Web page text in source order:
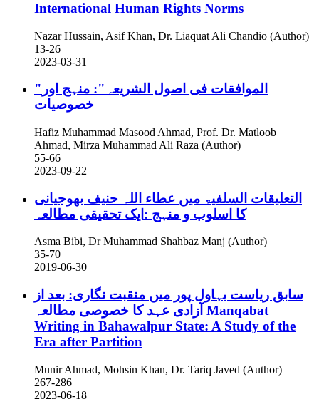
International Human Rights Norms
Nazar Hussain, Asif Khan, Dr. Liaquat Ali Chandio (Author)
13-26
2023-03-31
"الموافقات فی اصول الشریعہ": منہج اور
خصوصیات
Hafiz Muhammad Masood Ahmad, Prof. Dr. Matloob
Ahmad, Mirza Muhammad Ali Raza (Author)
55-66
2023-09-22
التعلیقات السلفیۃ میں عطاء اللہ حنیف بھوجیانی
کا اسلوب و منہج :ایک تحقیقی مطالعہ
Asma Bibi, Dr Muhammad Shahbaz Manj (Author)
35-70
2019-06-30
سابق ریاست بہاول پور میں منقبت نگاری: بعد از
Manqabat
Writing in Bahawalpur State: A Study of the
Era after Partition
Munir Ahmad, Mohsin Khan, Dr. Tariq Javed (Author)
267-286
2023-06-18